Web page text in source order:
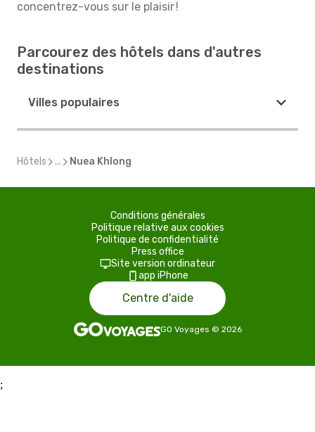
concentrez-vous sur le plaisir !
Parcourez des hôtels dans d'autres
destinations
Villes populaires
Hôtels ... Nuea Khlong
Conditions générales
Politique relative aux cookies
Politique de confidentialité
Press office
Site version ordinateur
app iPhone
Centre d'aide
GO Voyages © 2026
;